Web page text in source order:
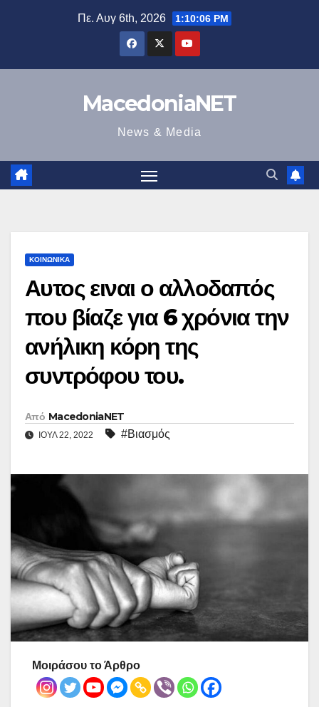
Πε. Αυγ 6th, 2026 1:10:06 PM
MacedoniaNET
News & Media
ΚΟΙΝΩΝΙΚΆ
Αυτος ειναι ο αλλοδαπός
που βίαζε για 6 χρόνια την
ανήλικη κόρη της
συντρόφου του.
Από MacedoniaNET
ΙΟΎΛ 22, 2022 #Βιασμός
Μοιράσου το Άρθρο